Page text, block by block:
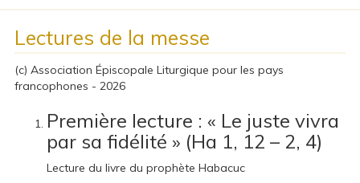
Lectures de la messe
(c) Association Épiscopale Liturgique pour les pays
francophones - 2026
Première lecture : « Le juste vivra
par sa fidélité » (Ha 1, 12 – 2, 4)
Lecture du livre du prophète Habacuc